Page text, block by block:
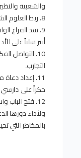
والشعبية
8. ربط العلوم الشرعية بالعلوم الكونية.
9. سد الفراغ
أثثر سلباً على
10. التواصل
التجارب.
11. إعداد
حكراً على
12. فتح
ولأداء دورها
بالمخاطر التي